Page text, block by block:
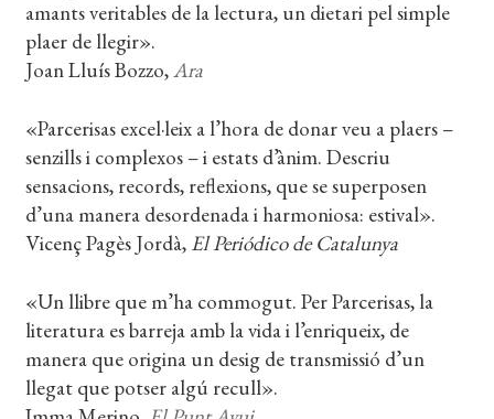
amants veritables de la lectura, un dietari pel simple
plaer de llegir».
Joan Lluís Bozzo,Ara
«Parcerisas excel·leix a l’hora de donar veu a plaers –
senzills i complexos – i estats d’ànim. Descriu
sensacions, records, reflexions, que se superposen
d’una manera desordenada i harmoniosa: estival».
Vicenç Pagès Jordà, El Periódico de Catalunya
«Un llibre que m’ha commogut. Per Parcerisas, la
literatura es barreja amb la vida i l’enriqueix, de
manera que origina un desig de transmissió d’un
llegat que potser algú recull».